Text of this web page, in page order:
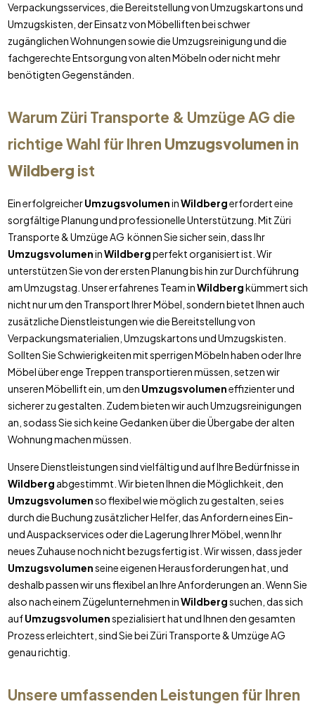
Verpackungsservices, die Bereitstellung von Umzugskartons und
Umzugskisten, der Einsatz von Möbelliften bei schwer
zugänglichen Wohnungen sowie die Umzugsreinigung und die
fachgerechte Entsorgung von alten Möbeln oder nicht mehr
benötigten Gegenständen.
Warum Züri Transporte & Umzüge AG die
richtige Wahl für Ihren Umzugsvolumenin
Wildberg ist
Ein erfolgreicherUmzugsvolumeninWildbergerfordert eine
sorgfältige Planung und professionelle Unterstützung. Mit Züri
Transporte & Umzüge AG können Sie sicher sein, dass Ihr
UmzugsvolumeninWildbergperfekt organisiert ist. Wir
unterstützen Sie von der ersten Planung bis hin zur Durchführung
am Umzugstag. Unser erfahrenes Team inWildbergkümmert sich
nicht nur um den Transport Ihrer Möbel, sondern bietet Ihnen auch
zusätzliche Dienstleistungen wie die Bereitstellung von
Verpackungsmaterialien, Umzugskartons und Umzugskisten.
Sollten Sie Schwierigkeiten mit sperrigen Möbeln haben oder Ihre
Möbel über enge Treppen transportieren müssen, setzen wir
unseren Möbellift ein, um den Umzugsvolumeneffizienter und
sicherer zu gestalten. Zudem bieten wir auch Umzugsreinigungen
an, sodass Sie sich keine Gedanken über die Übergabe der alten
Wohnung machen müssen.
Unsere Dienstleistungen sind vielfältig und auf Ihre Bedürfnisse in
Wildberg abgestimmt. Wir bieten Ihnen die Möglichkeit, den
Umzugsvolumenso flexibel wie möglich zu gestalten, sei es
durch die Buchung zusätzlicher Helfer, das Anfordern eines Ein-
und Auspackservices oder die Lagerung Ihrer Möbel, wenn Ihr
neues Zuhause noch nicht bezugsfertig ist. Wir wissen, dass jeder
Umzugsvolumenseine eigenen Herausforderungen hat, und
deshalb passen wir uns flexibel an Ihre Anforderungen an. Wenn Sie
also nach einem Zügelunternehmen inWildbergsuchen, das sich
aufUmzugsvolumenspezialisiert hat und Ihnen den gesamten
Prozess erleichtert, sind Sie bei Züri Transporte & Umzüge AG
genau richtig.
Unsere umfassenden Leistungen für Ihren